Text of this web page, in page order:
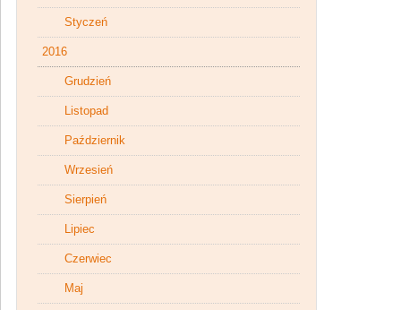
Styczeń
2016
Grudzień
Listopad
Październik
Wrzesień
Sierpień
Lipiec
Czerwiec
Maj